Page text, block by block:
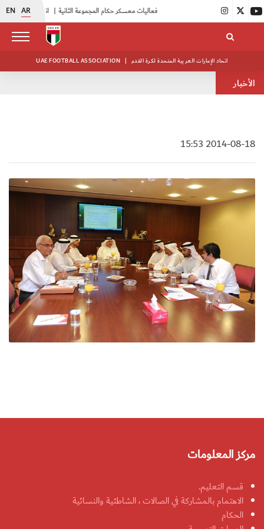
EN AR |
UAE FOOTBALL ASSOCIATION | اتحاد الإمارات العربية المتحدة لكرة القدم
الأخبار
2014-08-18 15:53
مركز المعلومات
قسم التعليم.
الاهتمام بالمشاركة في الصالات ، الشاطئية والنسائية
الحكام